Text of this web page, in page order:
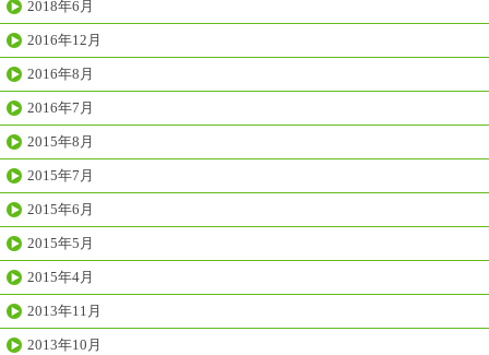
2018年6月
2016年12月
2016年8月
2016年7月
2015年8月
2015年7月
2015年6月
2015年5月
2015年4月
2013年11月
2013年10月